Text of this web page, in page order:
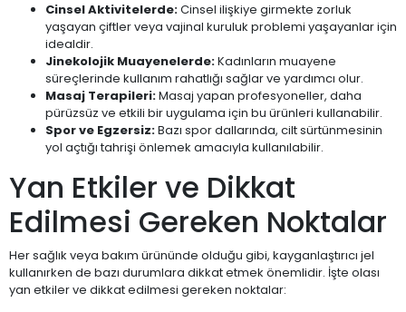
Cinsel Aktivitelerde:Cinsel ilişkiye girmekte zorluk
yaşayan çiftler veya vajinal kuruluk problemi yaşayanlar için
idealdir.
Jinekolojik Muayenelerde:Kadınların muayene
süreçlerinde kullanım rahatlığı sağlar ve yardımcı olur.
Masaj Terapileri:Masaj yapan profesyoneller, daha
pürüzsüz ve etkili bir uygulama için bu ürünleri kullanabilir.
Spor ve Egzersiz:Bazı spor dallarında, cilt sürtünmesinin
yol açtığı tahrişi önlemek amacıyla kullanılabilir.
Yan Etkiler ve Dikkat
Edilmesi Gereken Noktalar
Her sağlık veya bakım ürününde olduğu gibi, kayganlaştırıcı jel
kullanırken de bazı durumlara dikkat etmek önemlidir. İşte olası
yan etkiler ve dikkat edilmesi gereken noktalar: